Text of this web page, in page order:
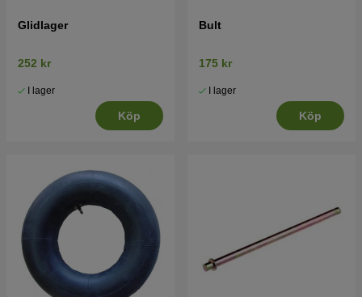
Glidlager
252 kr
I lager
Köp
Bult
175 kr
I lager
Köp